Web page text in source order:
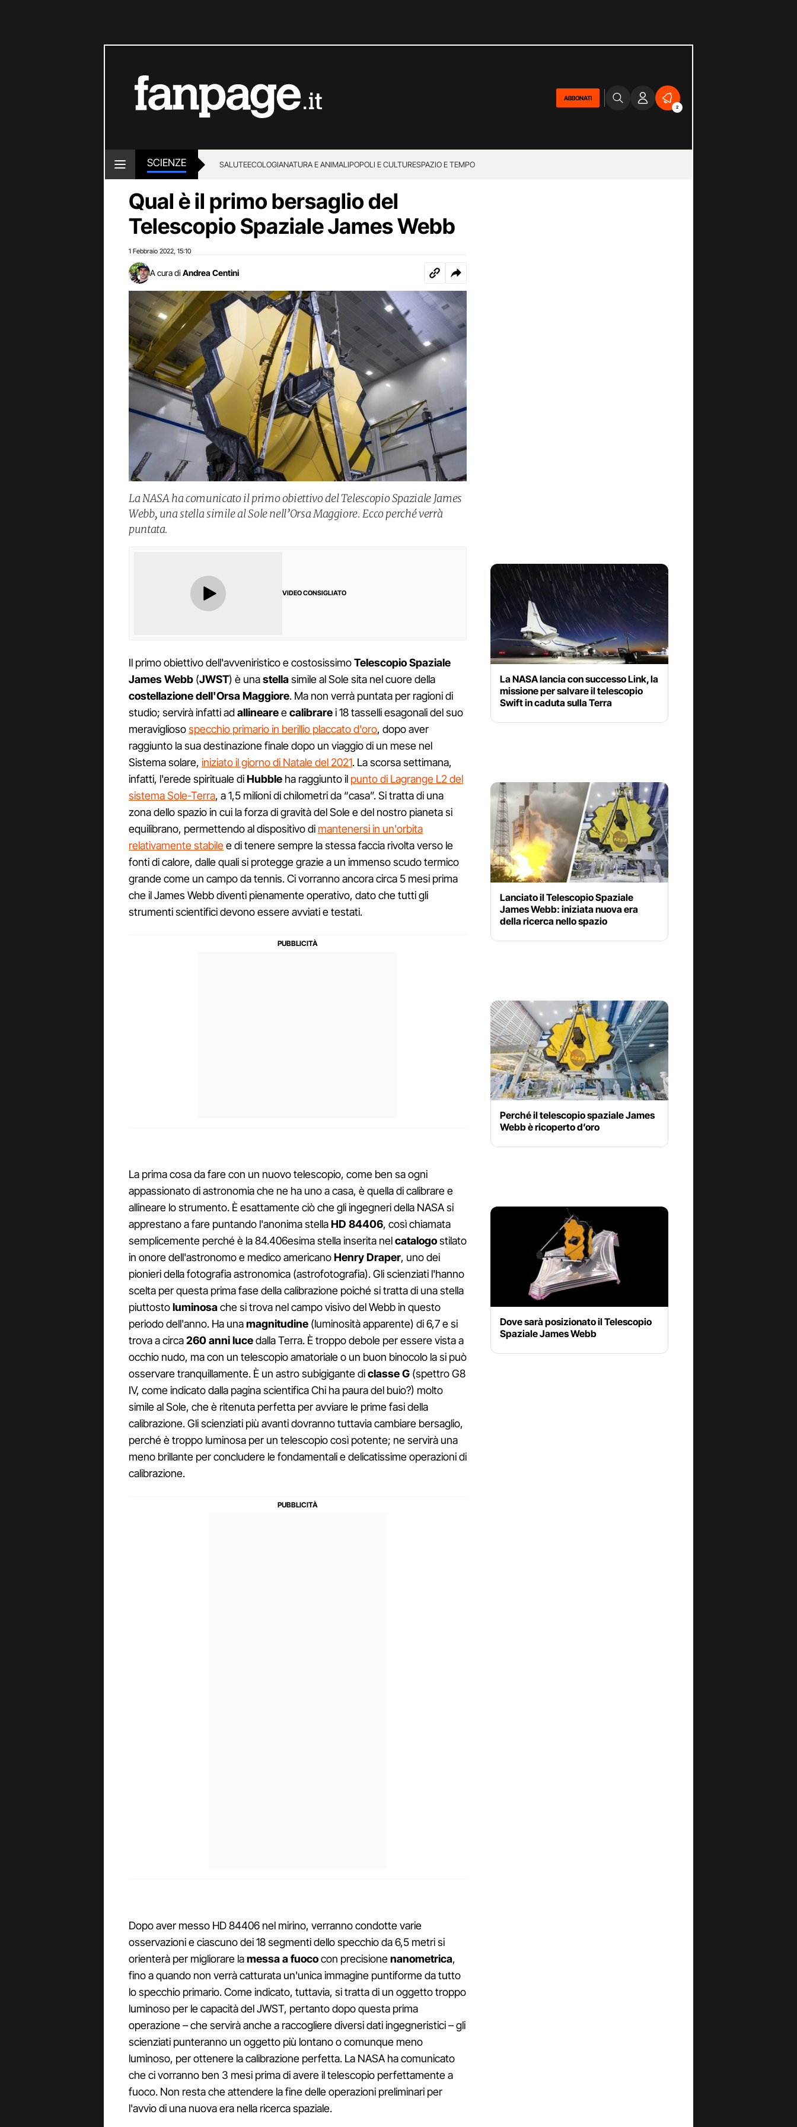
ABBONATI
2
SCIENZE SALUTEECOLOGIANATURA E ANIMALIPOPOLI E CULTURESPAZIO E TEMPO
Qual è il primo bersaglio del
Telescopio Spaziale James Webb
1 Febbraio 2022 15:10
A cura di Andrea Centini
La NASA ha comunicato il primo obiettivo del Telescopio Spaziale James
Webb, una stella simile al Sole nell’Orsa Maggiore. Ecco perché verrà
puntata.
VIDEO CONSIGLIATO
Il primo obiettivo dell'avveniristico e costosissimoTelescopio Spaziale
James Webb (JWST) è unastellasimile al Sole sita nel cuore della
costellazione dell'Orsa Maggiore. Ma non verrà puntata per ragioni di
studio; servirà infatti adallineareecalibrarei 18 tasselli esagonali del suo
meravigliosospecchio primario in berillio placcato d'oro, dopo aver
raggiunto la sua destinazione finale dopo un viaggio di un mese nel
Sistema solare, iniziato il giorno di Natale del 2021. La scorsa settimana,
infatti, l'erede spirituale diHubble ha raggiunto il punto di Lagrange L2 del
sistema Sole-Terra, a 1,5 milioni di chilometri da “casa”. Si tratta di una
zona dello spazio in cui la forza di gravità del Sole e del nostro pianeta si
equilibrano, permettendo al dispositivo di mantenersi in un'orbita
relativamente stabilee di tenere sempre la stessa faccia rivolta verso le
fonti di calore, dalle quali si protegge grazie a un immenso scudo termico
grande come un campo da tennis. Ci vorranno ancora circa 5 mesi prima
che il James Webb diventi pienamente operativo, dato che tutti gli
strumenti scientifici devono essere avviati e testati.
La prima cosa da fare con un nuovo telescopio, come ben sa ogni
appassionato di astronomia che ne ha uno a casa, è quella di calibrare e
allineare lo strumento. È esattamente ciò che gli ingegneri della NASA si
apprestano a fare puntando l'anonima stellaHD 84406, così chiamata
semplicemente perché è la 84.406esima stella inserita nelcatalogostilato
in onore dell'astronomo e medico americanoHenry Draper, uno dei
pionieri della fotografia astronomica (astrofotografia). Gli scienziati l'hanno
scelta per questa prima fase della calibrazione poiché si tratta di una stella
piuttostoluminosache si trova nel campo visivo del Webb in questo
periodo dell'anno. Ha unamagnitudine (luminosità apparente) di 6,7 e si
trova a circa260 anni lucedalla Terra. È troppo debole per essere vista a
occhio nudo, ma con un telescopio amatoriale o un buon binocolo la si può
osservare tranquillamente. È un astro subigigante diclasse G (spettro G8
IV, come indicato dalla pagina scientifica Chi ha paura del buio?) molto
simile al Sole, che è ritenuta perfetta per avviare le prime fasi della
calibrazione. Gli scienziati più avanti dovranno tuttavia cambiare bersaglio,
perché è troppo luminosa per un telescopio così potente; ne servirà una
meno brillante per concludere le fondamentali e delicatissime operazioni di
calibrazione.
Dopo aver messo HD 84406 nel mirino, verranno condotte varie
osservazioni e ciascuno dei 18 segmenti dello specchio da 6,5 metri si
orienterà per migliorare lamessa a fuococon precisionenanometrica,
fino a quando non verrà catturata un'unica immagine puntiforme da tutto
lo specchio primario. Come indicato, tuttavia, si tratta di un oggetto troppo
luminoso per le capacità del JWST, pertanto dopo questa prima
operazione – che servirà anche a raccogliere diversi dati ingegneristici – gli
scienziati punteranno un oggetto più lontano o comunque meno
luminoso, per ottenere la calibrazione perfetta. La NASA ha comunicato
che ci vorranno ben 3 mesi prima di avere il telescopio perfettamente a
fuoco. Non resta che attendere la fine delle operazioni preliminari per
l'avvio di una nuova era nella ricerca spaziale.
La NASA lancia con successo Link, la
missione per salvare il telescopio
Swift in caduta sulla Terra
Lanciato il Telescopio Spaziale
James Webb: iniziata nuova era
della ricerca nello spazio
Perché il telescopio spaziale James
Webb è ricoperto d’oro
Dove sarà posizionato il Telescopio
Spaziale James Webb